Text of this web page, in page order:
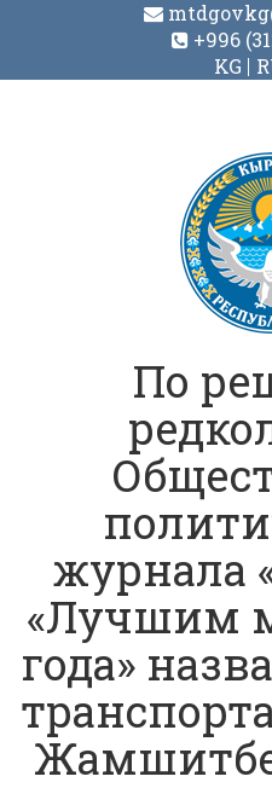
+996
KG
По
журнала
«Лучшим
года»